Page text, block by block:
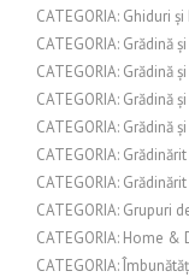
CATEGORIA: Ghiduri
CATEGORIA: Grădină
CATEGORIA: Grădină
CATEGORIA: Grădină
CATEGORIA: Grădină
CATEGORIA:
CATEGORIA:
CATEGORIA: Grupuri
CATEGORIA: Home &
CATEGORIA: